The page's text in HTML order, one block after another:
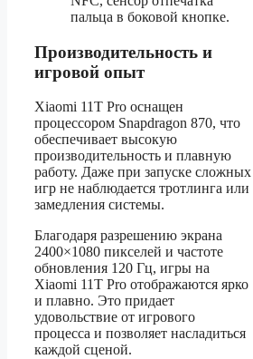
пальца в боковой кнопке.
Производительность и
игровой опыт
Xiaomi 11T Pro оснащен
процессором Snapdragon 870, что
обеспечивает высокую
производительность и плавную
работу. Даже при запуске сложных
игр не наблюдается тротлинга или
замедления системы.
Благодаря разрешению экрана
2400×1080 пикселей и частоте
обновления 120 Гц, игры на
Xiaomi 11T Pro отображаются ярко
и плавно. Это придает
удовольствие от игрового
процесса и позволяет насладиться
каждой сценой.